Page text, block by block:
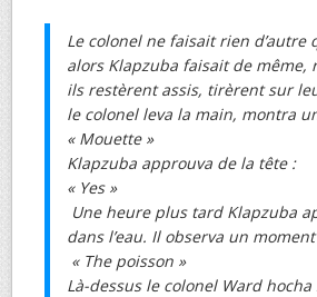
Le colonel ne faisait rien
alors Klapzuba faisait de
ils restèrent assis, tirèrent sur
le colonel leva la main, montra
« Mouette »
Klapzuba approuva de la tête :
« Yes »
Une heure plus tard Klapzuba
dans l’eau. Il observa un
« The poisson »
Là-dessus le colonel Ward